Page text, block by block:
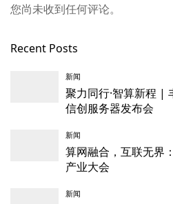
您尚未收到任何评论。
Recent Posts
新闻
聚力同行·智算新程 |
信创服务器发布会
新闻
算网融合，互联无界
产业大会
新闻